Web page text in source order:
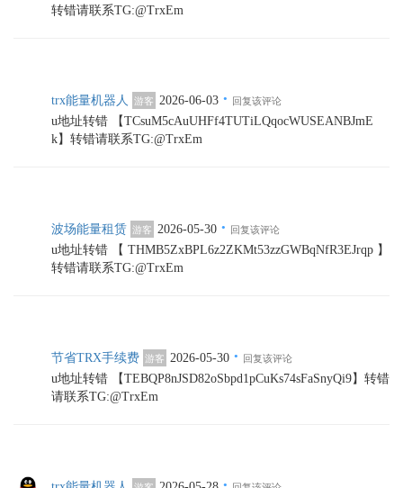
转错请联系TG:@TrxEm
trx能量机器人 游客 2026-06-03 · 回复该评论
u地址转错 【TCsuM5cAuUHFf4TUTiLQqocWUSEANBJmE
k】转错请联系TG:@TrxEm
波场能量租赁 游客 2026-05-30 · 回复该评论
u地址转错 【 THMB5ZxBPL6z2ZKMt53zzGWBqNfR3EJrqp 】
转错请联系TG:@TrxEm
节省TRX手续费 游客 2026-05-30 · 回复该评论
u地址转错 【TEBQP8nJSD82oSbpd1pCuKs74sFaSnyQi9】转错
请联系TG:@TrxEm